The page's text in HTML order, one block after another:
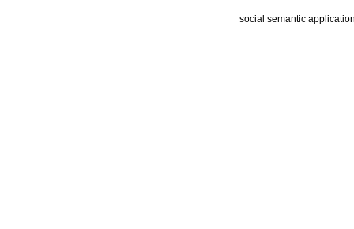
social semantic